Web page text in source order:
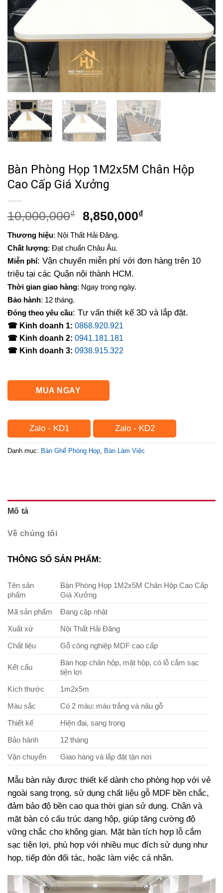
Bàn Phòng Họp 1M2x5M Chân Hộp
Cao Cấp Giá Xưởng
10,000,000₫
Giá
là:
10,000,000₫.
8,850,000₫Giá
8,850,000₫.
Thương hiệu: Nội Thất Hải Đăng.
Chất lượng: Đạt chuẩn Châu Âu.
Miễn phí: Vận chuyển miễn phí với đơn hàng trên 10
triệu tại các Quận nội thành HCM.
Thời gian giao hàng: Ngay trong ngày.
Bảo hành: 12 tháng.
Đóng theo yêu cầu: Tư vấn thiết kế 3D và lắp đặt.
☎ Kinh doanh 1: 0868.920.921
☎ Kinh doanh 2: 0941.181.181
☎ Kinh doanh 3: 0938.915.322
MUA NGAY
Zalo - KD1 Zalo - KD2
Danh mục: Bàn Ghế Phòng Họp Bàn Làm Việc
Mô tả
Về chúng tôi
THÔNG SỐ SẢN PHẨM:
Tên sản
phẩm
Bàn Phòng Họp 1M2x5M Chân Hộp Cao Cấp
Giá Xưởng
Mã sản phẩm
Đang cập nhật
Xuất xứ
Nội Thất Hải Đăng
Chất liệu
Gỗ công nghiệp MDF cao cấp
Kết cấu
Bàn họp chân hộp, mặt hộp, có lỗ cắm sạc
tiện lợi
Kích thước
1m2x5m
Màu sắc
Có 2 màu: màu trắng và nâu gỗ
Thiết kế
Hiện đại, sang trọng
Bảo hành
12 tháng
Vận chuyển
Giao hàng và lắp đặt tận nơi
Mẫu bàn này được thiết kế dành cho phòng họp với vẻ
ngoài sang trọng, sử dụng chất liệu gỗ MDF bền chắc,
đảm bảo độ bền cao qua thời gian sử dụng. Chân và
mặt bàn có cấu trúc dạng hộp, giúp tăng cường độ
vững chắc cho không gian. Mặt bàn tích hợp lỗ cắm
sạc tiện lợi, phù hợp với nhiều mục đích sử dụng như
họp, tiếp đón đối tác, hoặc làm việc cá nhân.